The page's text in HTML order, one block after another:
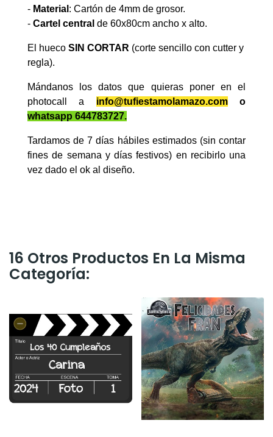
- Material : Cartón de 4mm de grosor.
- Cartel central de 60x80cm ancho x alto.
El hueco SIN CORTAR (corte sencillo con cutter y
regla).
Mándanos los datos que quieras poner en el
photocall a info@tufiestamolamazo.como
whatsapp 644783727.
Tardamos de 7 días hábiles estimados (sin contar
fines de semana y días festivos) en recibirlo una
vez dado el ok al diseño.
16 Otros Productos En La Misma
Categoría: